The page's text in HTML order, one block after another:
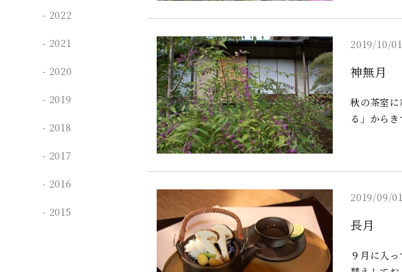
2019/10/01
神無月
秋の茶室に彩りをそえる紫式
る」からきていると言わ
2019/09/01
長月
９月に入
2022
2021
2020
2019
2018
2017
2016
2015